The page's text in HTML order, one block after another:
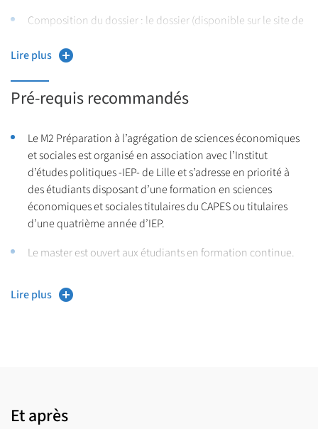
Composition du dossier : le dossier (disponible sur le site de
Un CV
Une lettre de motivation
Lire plus
Pré-requis recommandés
Le M2 Préparation à l’agrégation de sciences économiques
et sociales est organisé en association avec l’Institut
d’études politiques -IEP- de Lille et s’adresse en priorité à
des étudiants disposant d’une formation en sciences
économiques et sociales titulaires du CAPES ou titulaires
d’une quatrième année d’IEP.
Le master est ouvert aux étudiants en formation continue.
sélection sur examen de dossier de candidature (disponible
Lire plus
Et après